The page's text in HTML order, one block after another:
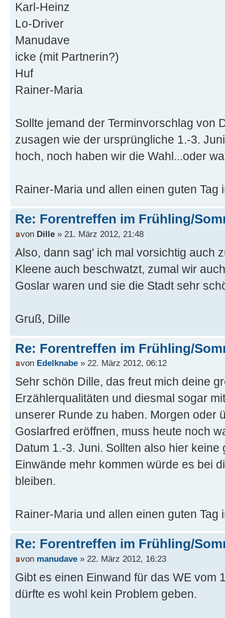
Karl-Heinz
Lo-Driver
Manudave
icke (mit Partnerin?)
Huf
Rainer-Maria
Sollte jemand der Terminvorschlag von
zusagen wie der ursprüngliche 1.-3.
hoch, noch haben wir die Wahl...oder
Rainer-Maria und allen einen guten Tag
Re: Forentreffen im Frühling/
von Dille » 21. März 2012, 21:48
Also, dann sag' ich mal vorsichtig auch
Kleene auch beschwatzt, zumal wir
Goslar waren und sie die Stadt sehr
Gruß, Dille
Re: Forentreffen im Frühling/
von Edelknabe » 22. März 2012, 06:12
Sehr schön Dille, das freut mich deine
Erzählerqualitäten und diesmal sogar
unserer Runde zu haben. Morgen oder
Goslarfred eröffnen, muss heute noch
Datum 1.-3. Juni. Sollten also hier keine
Einwände mehr kommen würde es bei
bleiben.
Rainer-Maria und allen einen guten Tag
Re: Forentreffen im Frühling/
von manudave » 22. März 2012, 16:23
Gibt es einen Einwand für das WE vom
dürfte es wohl kein Problem geben.